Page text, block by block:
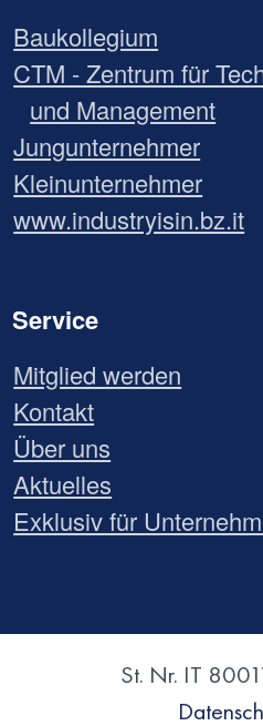
Baukollegium
CTM - Zentrum für
und Management
Jungunternehmer
Kleinunternehmer
www.industryisin.bz.it
Service
Mitglied werden
Kontakt
Über uns
Aktuelles
Exklusiv für
St. Nr. IT